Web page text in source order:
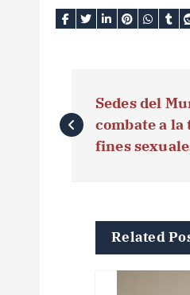
a
Sedes del
combate a la
fines
Related